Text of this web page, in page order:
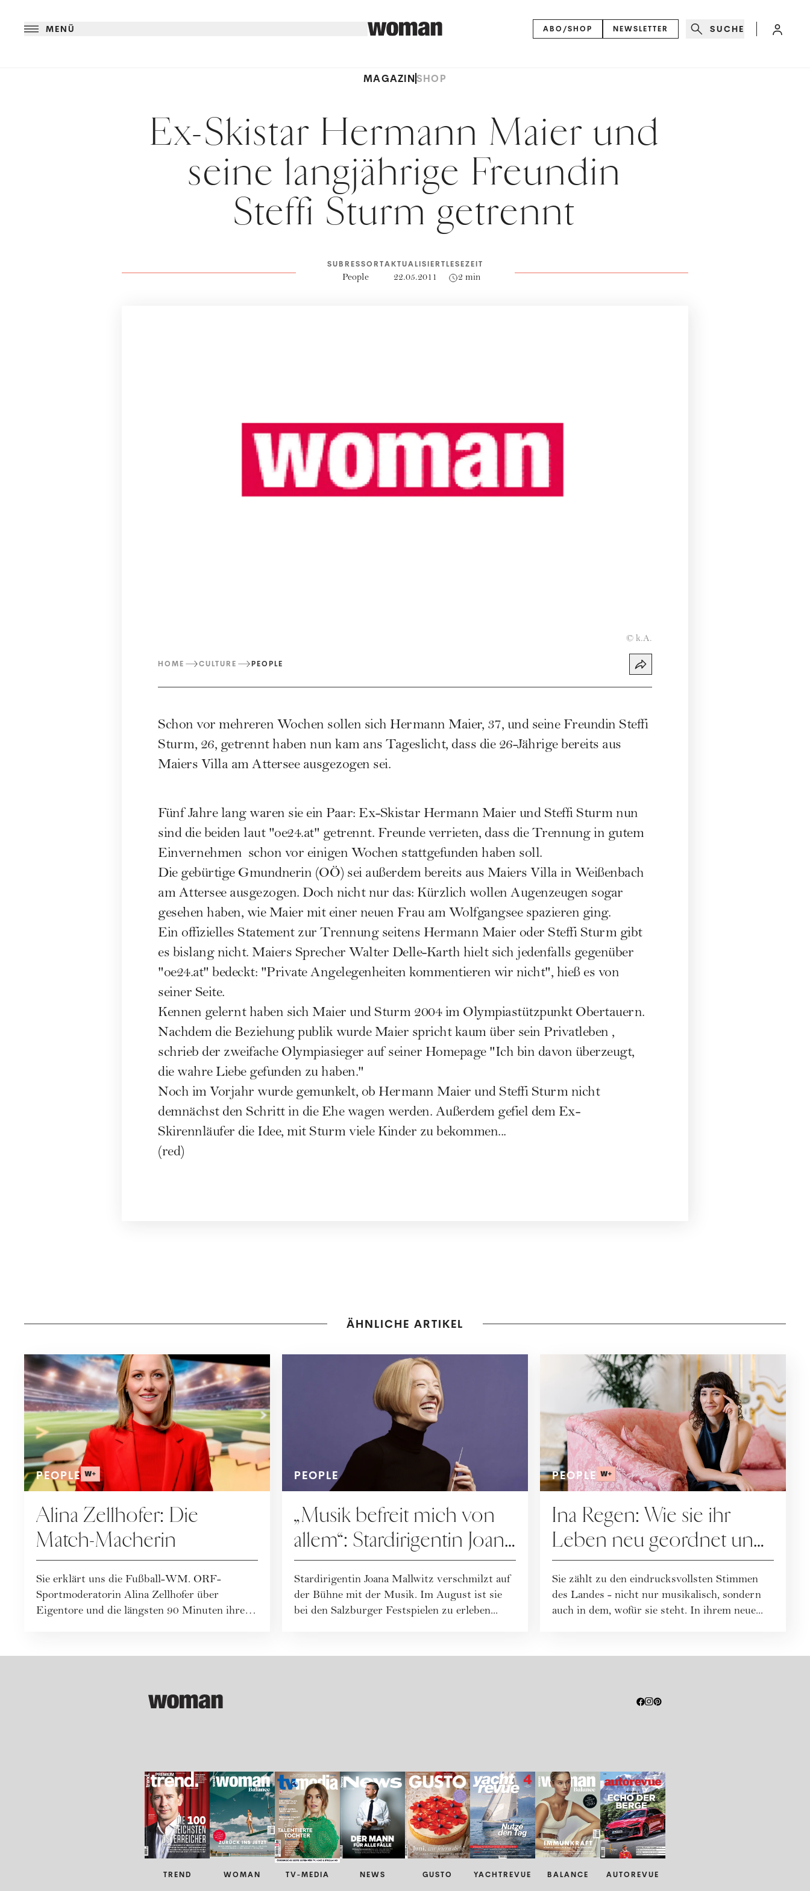
MENÜ ABO/SHOP NEWSLETTER SUCHE
MAGAZINSHOP
Ex-Skistar Hermann Maier und
seine langjährige Freundin
Steffi Sturm getrennt
SUBRESSORT
People
AKTUALISIERT
22.05.2011
LESEZEIT
2 min
© k.A.
HOME CULTURE PEOPLE
Schon vor mehreren Wochen sollen sich Hermann Maier, 37, und seine Freundin Steffi
Sturm, 26, getrennt haben nun kam ans Tageslicht, dass die 26-Jährige bereits aus
Maiers Villa am Attersee ausgezogen sei.
Fünf Jahre lang waren sie ein Paar: Ex-Skistar Hermann Maier und Steffi Sturm nun
sind die beiden laut "oe24.at" getrennt. Freunde verrieten, dass die Trennung in gutem
Einvernehmen  schon vor einigen Wochen stattgefunden haben soll.
Die gebürtige Gmundnerin (OÖ) sei außerdem bereits aus Maiers Villa in Weißenbach
am Attersee ausgezogen. Doch nicht nur das: Kürzlich wollen Augenzeugen sogar
gesehen haben, wie Maier mit einer neuen Frau am Wolfgangsee spazieren ging.
Ein offizielles Statement zur Trennung seitens Hermann Maier oder Steffi Sturm gibt
es bislang nicht. Maiers Sprecher Walter Delle-Karth hielt sich jedenfalls gegenüber
"oe24.at" bedeckt: "Private Angelegenheiten kommentieren wir nicht", hieß es von
seiner Seite.
Kennen gelernt haben sich Maier und Sturm 2004 im Olympiastützpunkt Obertauern.
Nachdem die Beziehung publik wurde Maier spricht kaum über sein Privatleben ,
schrieb der zweifache Olympiasieger auf seiner Homepage "Ich bin davon überzeugt,
die wahre Liebe gefunden zu haben."
Noch im Vorjahr wurde gemunkelt, ob Hermann Maier und Steffi Sturm nicht
demnächst den Schritt in die Ehe wagen werden. Außerdem gefiel dem Ex-
Skirennläufer die Idee, mit Sturm viele Kinder zu bekommen...
(red)
ÄHNLICHE ARTIKEL
PEOPLE
Alina Zellhofer: Die
Match-Macherin
Sie erklärt uns die Fußball-WM. ORF-
Sportmoderatorin Alina Zellhofer über
Eigentore und die längsten 90 Minuten ihres
PEOPLE
„Musik befreit mich von
allem“: Stardirigentin Joana
Mallwitz im Interview
Stardirigentin Joana Mallwitz verschmilzt auf
der Bühne mit der Musik. Im August ist sie
bei den Salzburger Festspielen zu erleben...
PEOPLE
Ina Regen: Wie sie ihr
Leben neu geordnet und
zu sich selbst gefunden
hat
Sie zählt zu den eindrucksvollsten Stimmen
des Landes - nicht nur musikalisch, sondern
auch in dem, wofür sie steht. In ihrem neue...
TREND WOMAN TV-MEDIA NEWS GUSTO YACHTREVUE BALANCE AUTOREVUE